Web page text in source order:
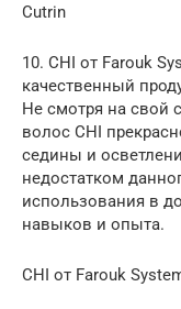
Cutrin
10. CHI от Farouk
качественный
Не смотря на свой
волос CHI
седины и
недостатком
использования в
навыков и опыта.
CHI от Farouk